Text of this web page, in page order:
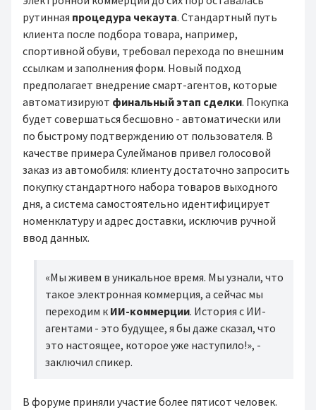
рутинная процедура чекаута. Стандартный путь
клиента после подбора товара, например,
спортивной обуви, требовал перехода по внешним
ссылкам и заполнения форм. Новый подход
предполагает внедрение смарт-агентов, которые
автоматизируют финальный этап сделки. Покупка
будет совершаться бесшовно - автоматически или
по быстрому подтверждению от пользователя. В
качестве примера Сулейманов привел голосовой
заказ из автомобиля: клиенту достаточно запросить
покупку стандартного набора товаров выходного
дня, а система самостоятельно идентифицирует
номенклатуру и адрес доставки, исключив ручной
ввод данных.
«Мы живем в уникальное время. Мы узнали, что
такое электронная коммерция, а сейчас мы
переходим к ИИ-коммерции. История с ИИ-
агентами - это будущее, я бы даже сказал, что
это настоящее, которое уже наступило!», -
заключил спикер.
В форуме приняли участие более пятисот человек.